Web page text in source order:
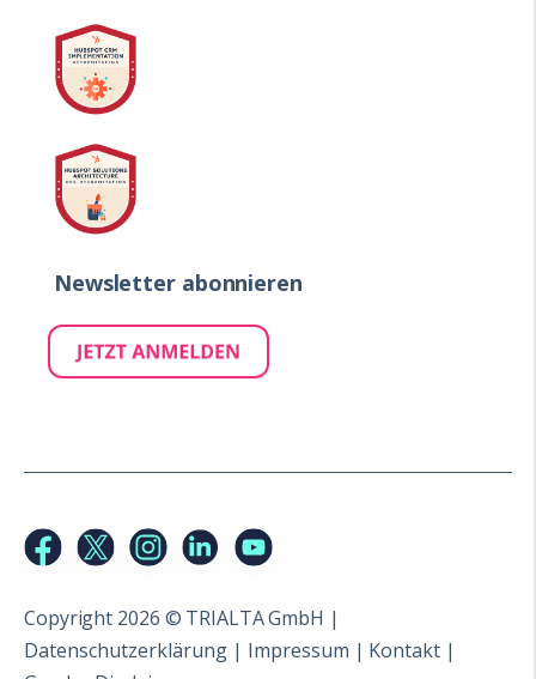
Newsletter abonnieren
Copyright 2026 © TRIALTA GmbH |
Datenschutzerklärung | Impressum | Kontakt |